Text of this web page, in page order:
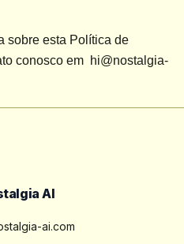
sobre esta Política de
conosco em hi@nostalgia-
AI
ai.com